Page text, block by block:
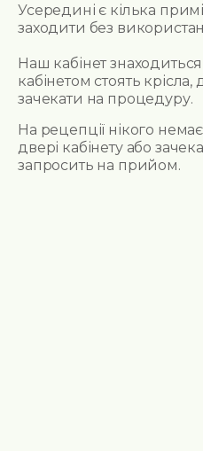
Усередині є кілька
заходити без
Наш кабінет
кабінетом стоять
зачекати на процедуру.
На рецепції нікого
двері кабінету або
запросить на прийом.